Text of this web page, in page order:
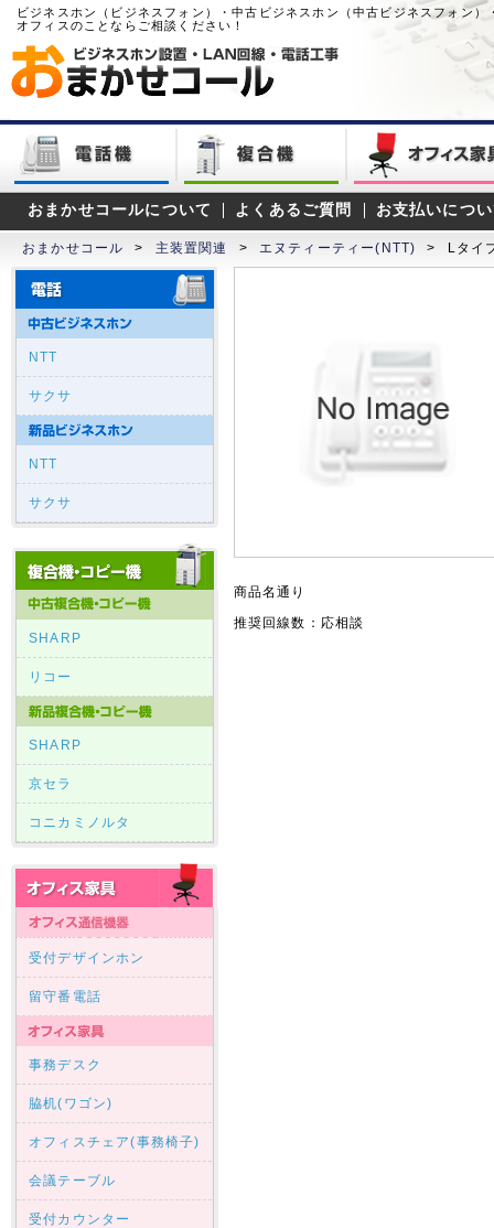
ビジネスホン（ビジネスフォン）・中古ビジネスホン（中古ビジネスフォン
オフィスのことならご相談ください！
おまかせコールについて よくあるご質問 お支払いにつ
おまかせコール > 主装置関連 > エヌティーティー(NTT) > Lタイ
NTT
サクサ
NTT
サクサ
SHARP
リコー
SHARP
京セラ
コニカミノルタ
受付デザインホン
留守番電話
事務デスク
脇机(ワゴン)
オフィスチェア(事務椅子)
会議テーブル
受付カウンター
商品名通り
推奨回線数：応相談